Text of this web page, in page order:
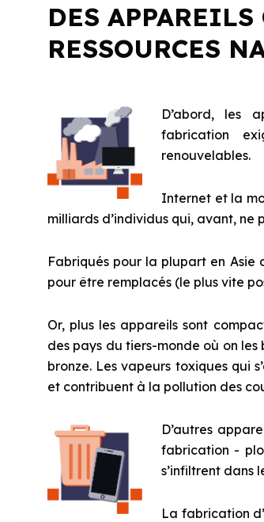
DES
RESSOURCES
D’abord, les
fabrication
renouvelables.
Internet et la
milliards d’individus qui, avant, ne
Fabriqués pour la plupart en Asie
pour être remplacés (le plus vite
Or, plus les appareils sont
des pays du tiers-monde où on
bronze. Les vapeurs toxiques qui
et contribuent à la pollution des
D’autres
fabrication -
s’infiltrent dans
La fabrication